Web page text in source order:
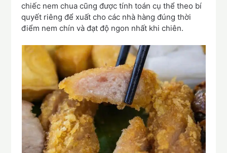
chiếc nem chua cũng được tính toán cụ thể theo bí
quyết riêng để xuất cho các nhà hàng đúng thời
điểm nem chín và đạt độ ngon nhất khi chiên.